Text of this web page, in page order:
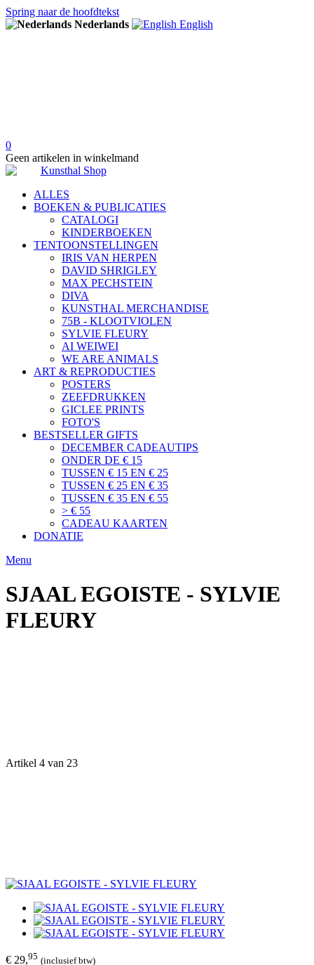
Spring naar de hoofdtekst
Nederlands
English
0
Geen artikelen in winkelmand
ALLES
BOEKEN & PUBLICATIES
CATALOGI
KINDERBOEKEN
TENTOONSTELLINGEN
IRIS VAN HERPEN
DAVID SHRIGLEY
MAX PECHSTEIN
DIVA
KUNSTHAL MERCHANDISE
75B - KLOOTVIOLEN
SYLVIE FLEURY
AI WEIWEI
WE ARE ANIMALS
ART & REPRODUCTIES
POSTERS
ZEEFDRUKKEN
GICLEE PRINTS
FOTO'S
BESTSELLER GIFTS
DECEMBER CADEAUTIPS
ONDER DE € 15
TUSSEN € 15 EN € 25
TUSSEN € 25 EN € 35
TUSSEN € 35 EN € 55
> € 55
CADEAU KAARTEN
DONATIE
Menu
SJAAL EGOISTE - SYLVIE
FLEURY
Artikel 4 van 23
€ 29,95 (inclusief btw)